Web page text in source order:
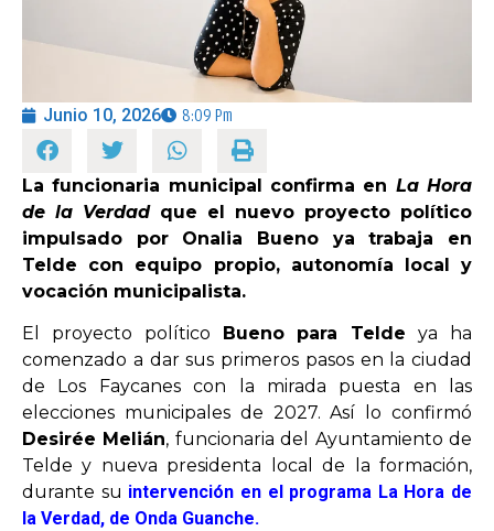
CARTAS DEL DIRECTOR
ENTREVISTAS
OPINIÓN
PROGRAMAS
Junio 10, 2026 8:09 Pm
La funcionaria municipal confirma en La Hora
de la Verdadque el nuevo proyecto político
impulsado por Onalia Bueno ya trabaja en
Telde con equipo propio, autonomía local y
vocación municipalista.
El proyecto político Bueno para Telde ya ha
comenzado a dar sus primeros pasos en la ciudad
de Los Faycanes con la mirada puesta en las
elecciones municipales de 2027. Así lo confirmó
Desirée Melián, funcionaria del Ayuntamiento de
Telde y nueva presidenta local de la formación,
durante su intervención en el programa La Hora de
la Verdad, de Onda Guanche.